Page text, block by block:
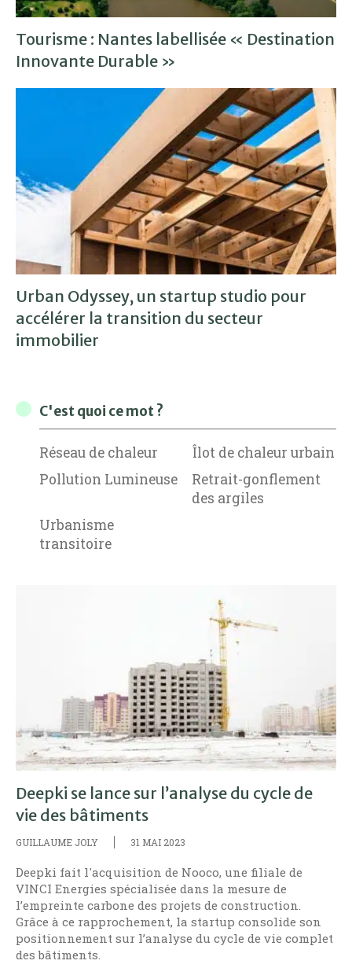
Tourisme : Nantes labellisée « Destination
Innovante Durable »
Urban Odyssey, un startup studio pour
accélérer la transition du secteur
immobilier
C'est quoi ce mot ?
Réseau de chaleur
Îlot de chaleur urbain
Pollution Lumineuse
Retrait-gonflement
des argiles
Urbanisme
transitoire
Deepki se lance sur l’analyse du cycle de
vie des bâtiments
GUILLAUME JOLY 31 MAI 2023
Deepki fait l'acquisition de Nooco, une filiale de
VINCI Energies spécialisée dans la mesure de
l’empreinte carbone des projets de construction.
Grâce à ce rapprochement, la startup consolide son
positionnement sur l’analyse du cycle de vie complet
des bâtiments.